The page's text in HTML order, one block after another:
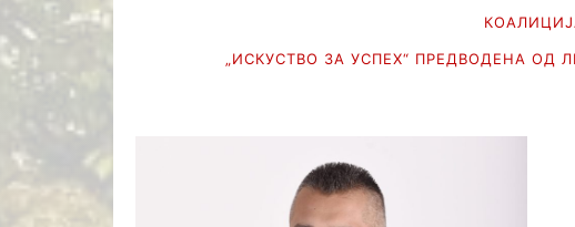
„ИСКУСТВО ЗА УСПЕХ“ ПРЕДВОДЕНА ОД